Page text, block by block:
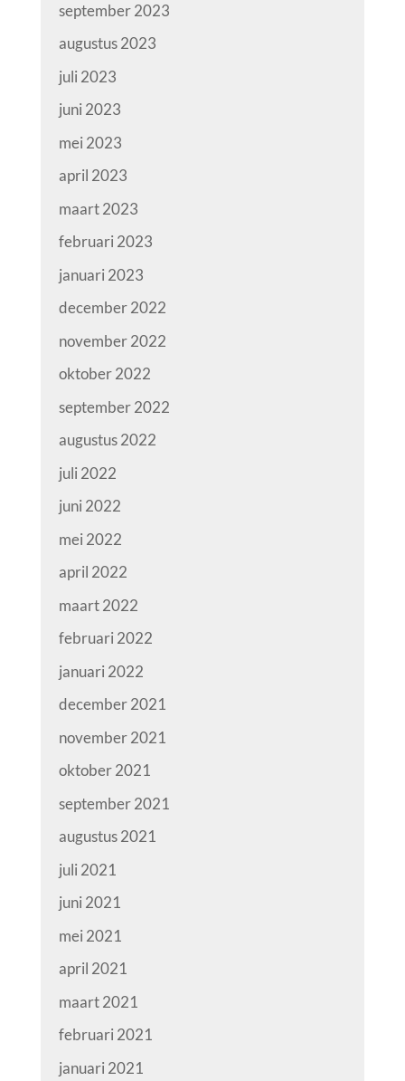
september 2023
augustus 2023
juli 2023
juni 2023
mei 2023
april 2023
maart 2023
februari 2023
januari 2023
december 2022
november 2022
oktober 2022
september 2022
augustus 2022
juli 2022
juni 2022
mei 2022
april 2022
maart 2022
februari 2022
januari 2022
december 2021
november 2021
oktober 2021
september 2021
augustus 2021
juli 2021
juni 2021
mei 2021
april 2021
maart 2021
februari 2021
januari 2021